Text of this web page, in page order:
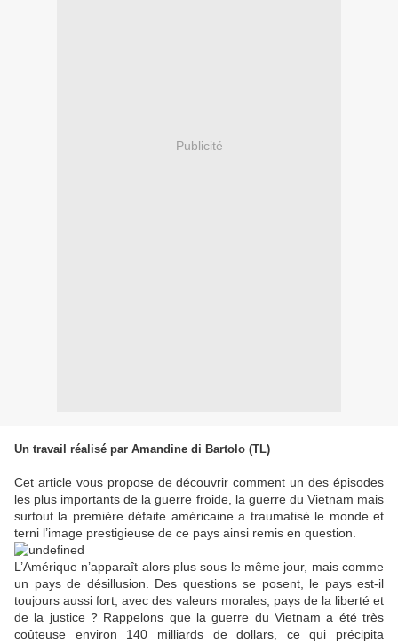
Publicité
Un travail réalisé par Amandine di Bartolo (TL)
Cet article vous propose de découvrir comment un des épisodes
les plus importants de la guerre froide, la guerre du Vietnam mais
surtout la première défaite américaine a traumatisé le monde et
terni l’image prestigieuse de ce pays ainsi remis en question.
L’Amérique n’apparaît alors plus sous le même jour, mais comme
un pays de désillusion. Des questions se posent, le pays est-il
toujours aussi fort, avec des valeurs morales, pays de la liberté et
de la justice ? Rappelons que la guerre du Vietnam a été très
coûteuse environ 140 milliards de dollars, ce qui précipita